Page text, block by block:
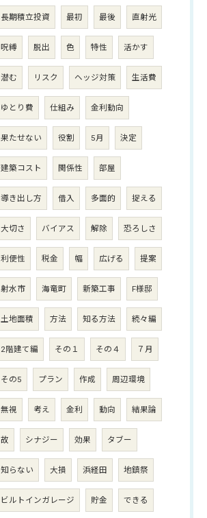
長期積立投資 最初 最後 直射光
呪縛 脱出 色 特性 活かす
潜む リスク ヘッジ対策 生活費
ゆとり費 仕組み 金利動向
果たせない 役割 5月 決定
建築コスト 関係性 部屋
導き出し方 借入 多面的 捉える
大切さ バイアス 解除 恐ろしさ
利便性 税金 幅 広げる 提案
射水市 海竜町 新築工事 F様邸
土地面積 方法 知る方法 続々編
2階建て編 その１ その４ ７月
その5 プラン 作成 周辺環境
無視 考え 金利 動向 結果論
故 シナジー 効果 タブー
知らない 大損 浜経田 地鎮祭
ビルトインガレージ 貯金 できる